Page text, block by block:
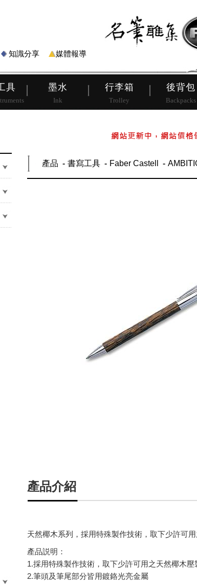
知識分享 媒體報導
具 墨水
Ink
行李箱
Trolley
後背包
Backpacks
皮帶
產品 書寫工具 Faber Castell
產品介紹
天然椰木系列，採用特殊製作技術，取下少許可
產品説明：
1.採用特殊製作技術，取下少許可用之天然椰木
2.筆頭及筆尾部分皆用鍍鉻光亮金屬